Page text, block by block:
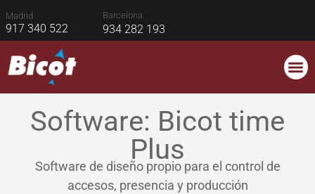
Madrid
917 340 522
Barcelona
934 282 193
Software: Bicot time
Plus
Software de diseño propio para el control de
accesos, presencia y producción